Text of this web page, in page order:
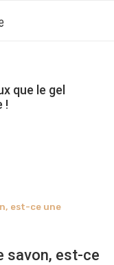
que le gel
!
est-ce une
savon, est-ce